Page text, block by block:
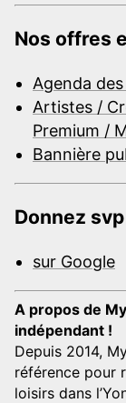
Nos offres
Agenda
Artistes /
Premium /
Bannière
Donnez
sur Google
A propos de
indépendant !
Depuis 2014,
référence pour
loisirs dans